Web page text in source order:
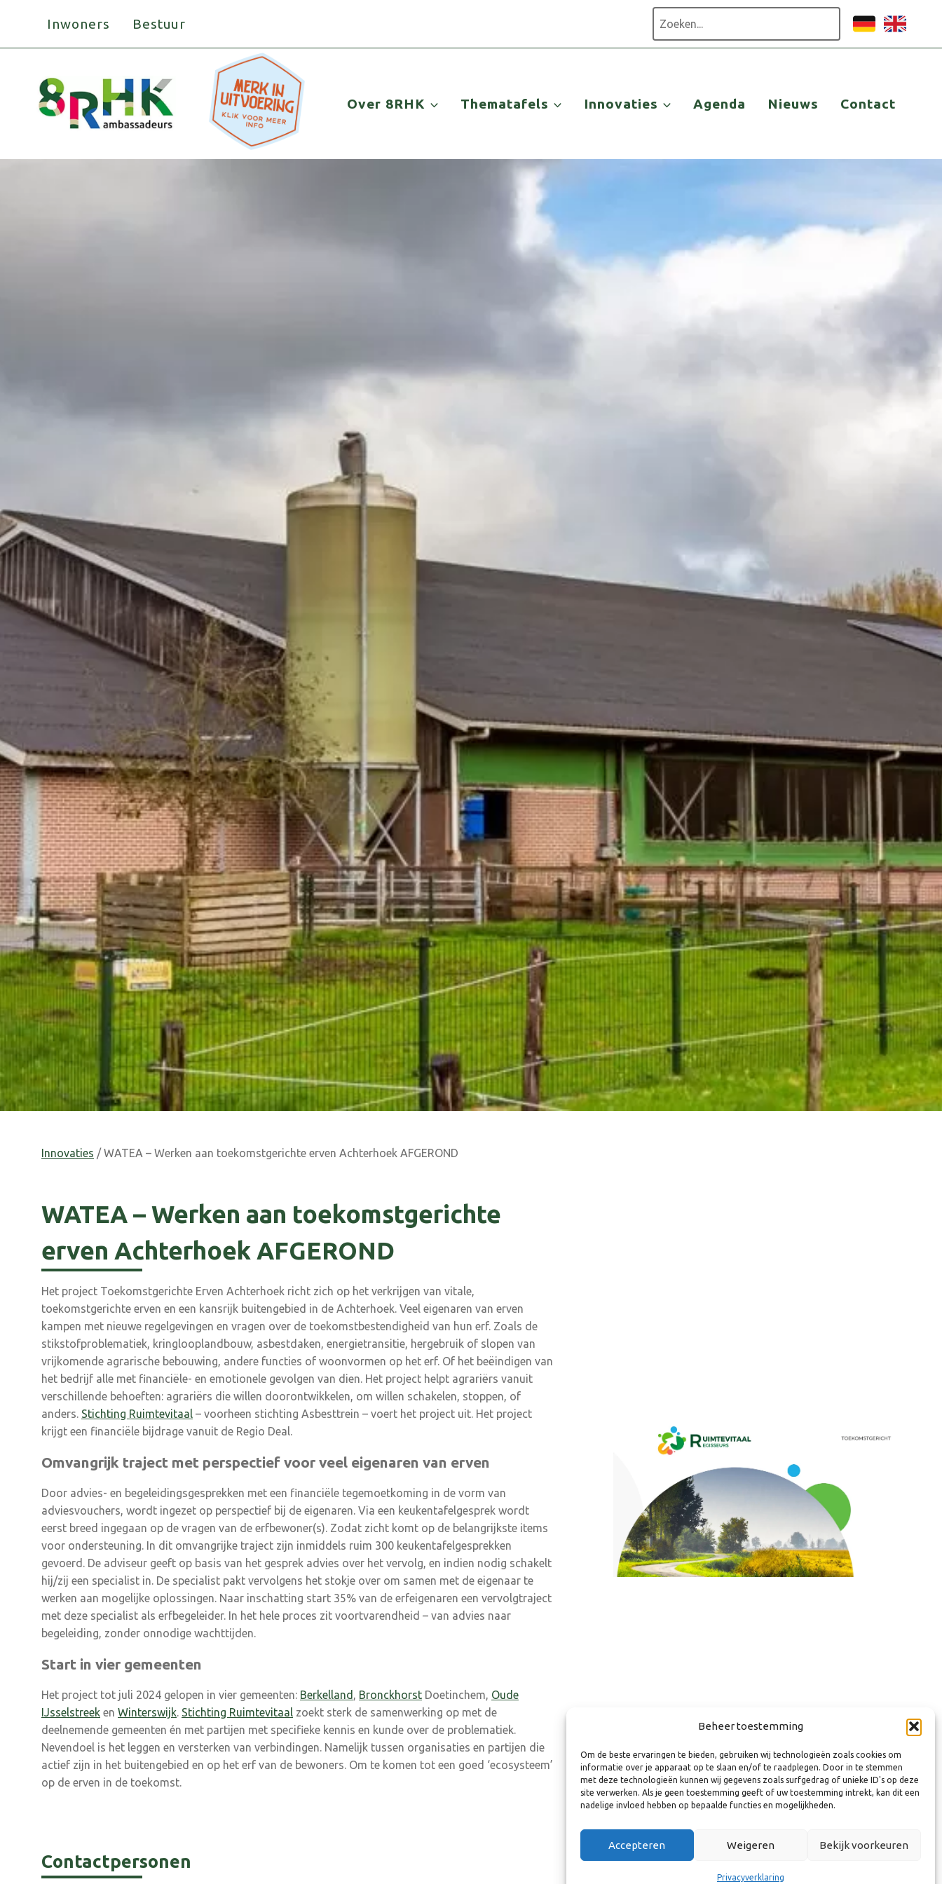
Beheer toestemming
Om de beste ervaringen te bieden, gebruiken wij technologieën zoals cookies om
informatie over je apparaat op te slaan en/of te raadplegen. Door in te stemmen
met deze technologieën kunnen wij gegevens zoals surfgedrag of unieke ID's op deze
site verwerken. Als je geen toestemming geeft of uw toestemming intrekt, kan dit een
nadelige invloed hebben op bepaalde functies en mogelijkheden.
Accepteren Weigeren Bekijk voorkeuren
Privacyverklaring
Inwoners Bestuur
Over 8RHK Thematafels Innovaties Agenda Nieuws Contact
Innovaties / WATEA – Werken aan toekomstgerichte erven Achterhoek AFGEROND
WATEA – Werken aan toekomstgerichte
erven Achterhoek AFGEROND
Het project Toekomstgerichte Erven Achterhoek richt zich op het verkrijgen van vitale,
toekomstgerichte erven en een kansrijk buitengebied in de Achterhoek. Veel eigenaren van erven
kampen met nieuwe regelgevingen en vragen over de toekomstbestendigheid van hun erf. Zoals de
stikstofproblematiek, kringlooplandbouw, asbestdaken, energietransitie, hergebruik of slopen van
vrijkomende agrarische bebouwing, andere functies of woonvormen op het erf. Of het beëindigen van
het bedrijf alle met financiële- en emotionele gevolgen van dien. Het project helpt agrariërs vanuit
verschillende behoeften: agrariërs die willen doorontwikkelen, om willen schakelen, stoppen, of
anders. Stichting Ruimtevitaal – voorheen stichting Asbesttrein – voert het project uit. Het project
krijgt een financiële bijdrage vanuit de Regio Deal.
Omvangrijk traject met perspectief voor veel eigenaren van erven
Door advies- en begeleidingsgesprekken met een financiële tegemoetkoming in de vorm van
adviesvouchers, wordt ingezet op perspectief bij de eigenaren. Via een keukentafelgesprek wordt
eerst breed ingegaan op de vragen van de erfbewoner(s). Zodat zicht komt op de belangrijkste items
voor ondersteuning. In dit omvangrijke traject zijn inmiddels ruim 300 keukentafelgesprekken
gevoerd. De adviseur geeft op basis van het gesprek advies over het vervolg, en indien nodig schakelt
hij/zij een specialist in. De specialist pakt vervolgens het stokje over om samen met de eigenaar te
werken aan mogelijke oplossingen. Naar inschatting start 35% van de erfeigenaren een vervolgtraject
met deze specialist als erfbegeleider. In het hele proces zit voortvarendheid – van advies naar
begeleiding, zonder onnodige wachttijden.
Start in vier gemeenten
Het project tot juli 2024 gelopen in vier gemeenten: Berkelland Bronckhorst Doetinchem, Oude
IJsselstreek en Winterswijk Stichting Ruimtevitaal zoekt sterk de samenwerking op met de
deelnemende gemeenten én met partijen met specifieke kennis en kunde over de problematiek.
Nevendoel is het leggen en versterken van verbindingen. Namelijk tussen organisaties en partijen die
actief zijn in het buitengebied en op het erf van de bewoners. Om te komen tot een goed ‘ecosysteem’
op de erven in de toekomst.
Contactpersonen